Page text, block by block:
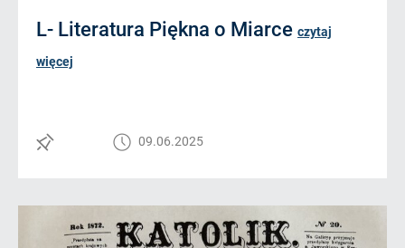
L- Literatura Piękna o Miarce czytaj
więcej
09.06.2025